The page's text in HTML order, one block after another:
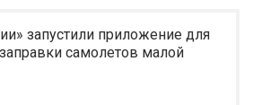
запустили приложение для
самолетов малой